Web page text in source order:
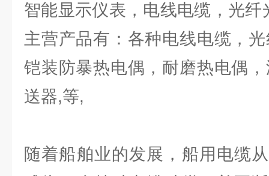
智能显示仪表，电线电缆，光
主营产品有：各种电线电缆，
铠装防暴热电偶，耐磨热电偶
送器,等,
随着船舶业的发展，船用电缆